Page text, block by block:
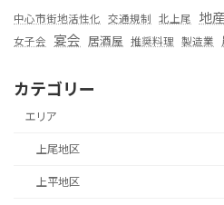
中心市街地活性化 交通規制 北上尾 地
女子会 宴会 居酒屋 推奨料理 製造業
カテゴリー
エリア
上尾地区
上平地区